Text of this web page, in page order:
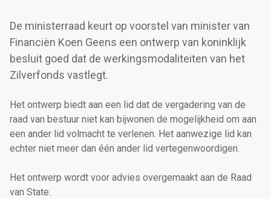
De ministerraad keurt op voorstel van minister van
Financiën Koen Geens een ontwerp van koninklijk
besluit goed dat de werkingsmodaliteiten van het
Zilverfonds vastlegt.
Het ontwerp biedt aan een lid dat de vergadering van de
raad van bestuur niet kan bijwonen de mogelijkheid om aan
een ander lid volmacht te verlenen. Het aanwezige lid kan
echter niet meer dan één ander lid vertegenwoordigen.
Het ontwerp wordt voor advies overgemaakt aan de Raad
van State.